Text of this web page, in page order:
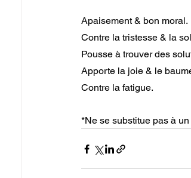
Apaisement & bon moral.
Contre la tristesse & la
Pousse à trouver des
Apporte la joie & le
Contre la fatigue.
*Ne se substitue pas à